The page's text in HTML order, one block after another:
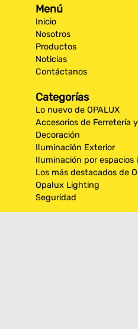
Menú
Inicio
Nosotros
Productos
Noticias
Contáctanos
Categorías
Lo nuevo de OPALUX
Accesorios de Ferretería
Decoración
Iluminación Exterior
Iluminación por espacios
Los más destacados de
Opalux Lighting
Seguridad